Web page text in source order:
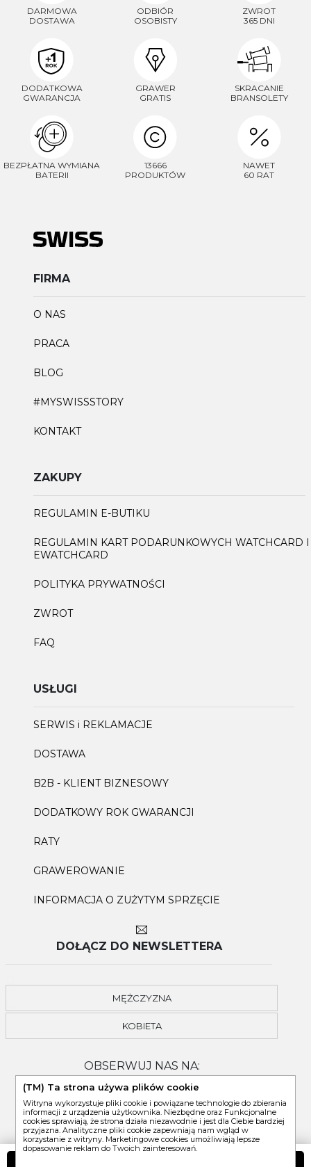
DARMOWA
DOSTAWA
ODBIÓR
OSOBISTY
ZWROT
365 DNI
DODATKOWA
GWARANCJA
GRAWER
GRATIS
SKRACANIE
BRANSOLETY
BEZPŁATNA WYMIANA
BATERII
13666
PRODUKTÓW
NAWET
60 RAT
FIRMA
O NAS
PRACA
BLOG
#MYSWISSSTORY
KONTAKT
ZAKUPY
REGULAMIN E-BUTIKU
REGULAMIN KART PODARUNKOWYCH WATCHCARD I
EWATCHCARD
POLITYKA PRYWATNOŚCI
ZWROT
FAQ
USŁUGI
SERWIS i REKLAMACJE
DOSTAWA
B2B - KLIENT BIZNESOWY
DODATKOWY ROK GWARANCJI
RATY
GRAWEROWANIE
INFORMACJA O ZUŻYTYM SPRZĘCIE
DOŁĄCZ DO NEWSLETTERA
MĘŻCZYZNA
KOBIETA
OBSERWUJ NAS NA:
(TM) Ta strona używa plików cookie
Witryna wykorzystuje pliki cookie i powiązane technologie do zbierania
informacji z urządzenia użytkownika. Niezbędne oraz Funkcjonalne
cookies sprawiają, że strona działa niezawodnie i jest dla Ciebie bardziej
przyjazna. Analityczne pliki cookie zapewniają nam wgląd w
korzystanie z witryny. Marketingowe cookies umożliwiają lepsze
dopasowanie reklam do Twoich zainteresowań.